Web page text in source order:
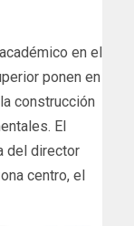
en el
ponen en
construcción
El
del director
centro, el